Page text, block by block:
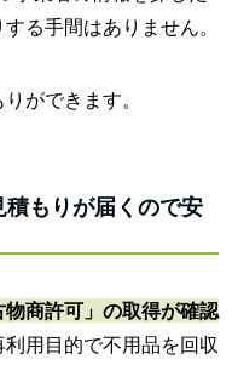
る手間はありません。
ができます。
もりが届くので安
物商許可」の取得が確認
利用目的で不用品を回収